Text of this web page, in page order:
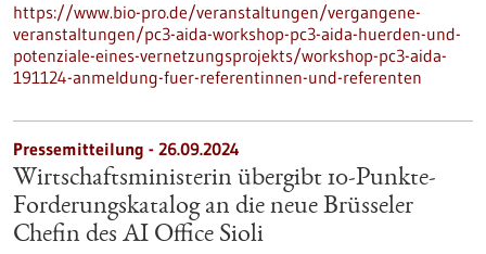
https://www.bio-pro.de/veranstaltungen/vergangene-
veranstaltungen/pc3-aida-workshop-pc3-aida-huerden-und-
potenziale-eines-vernetzungsprojekts/workshop-pc3-aida-
191124-anmeldung-fuer-referentinnen-und-referenten
Pressemitteilung - 26.09.2024
Wirtschaftsministerin übergibt 10-Punkte-
Forderungskatalog an die neue Brüsseler
Chefin des AI Office Sioli